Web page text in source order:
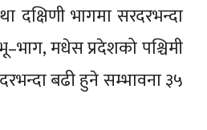
दक्षिणी भागमा सरदरभन्दा
मधेस प्रदेशको पश्चिमी
बढी हुने सम्भावना ३५